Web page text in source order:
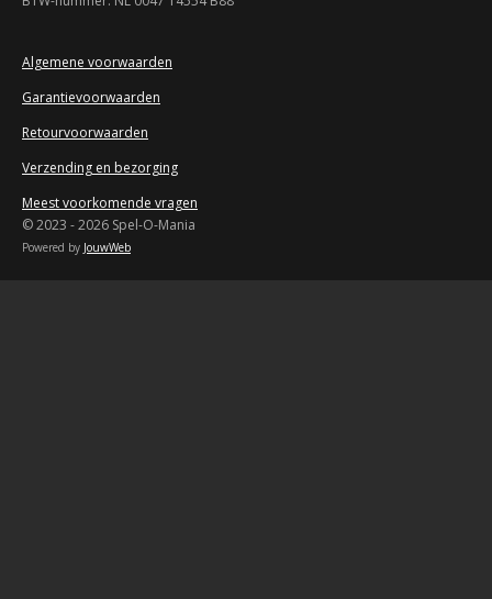
e
r
n
Algemene voorwaarden
Garantievoorwaarden
Retourvoorwaarden
Verzending en bezorging
Meest voorkomende vragen
© 2023 - 2026 Spel-O-Mania
Powered by JouwWeb